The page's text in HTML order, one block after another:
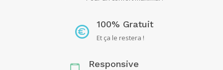
100% Gratuit
Et ça le restera !
Responsive